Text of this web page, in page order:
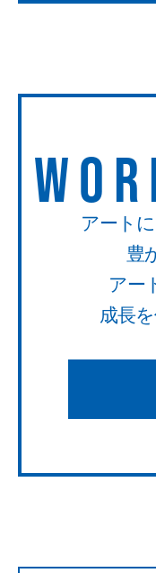
アート
豊
アー
成長